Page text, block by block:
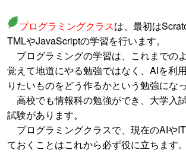
プログラミングクラスは、最初は
TMLやJavaScriptの学習を行います。
プログラミングの学習は、これまでの
覚えて地道にやる勉強ではなく、AIを利
りたいものをどう作るかという勉強にな
高校でも情報科の勉強ができ、大学入
試験があります。
プログラミングクラスで、現在のAIや
ておくことはこれから必ず役に立ちます。